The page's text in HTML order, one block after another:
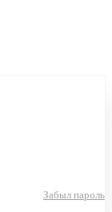
Забыл пароль